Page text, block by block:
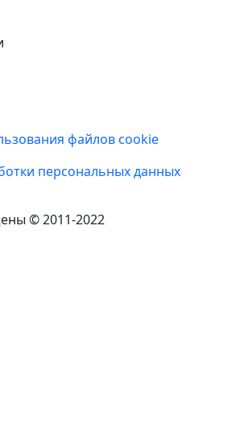
файлов cookie
персональных данных
© 2011-2022